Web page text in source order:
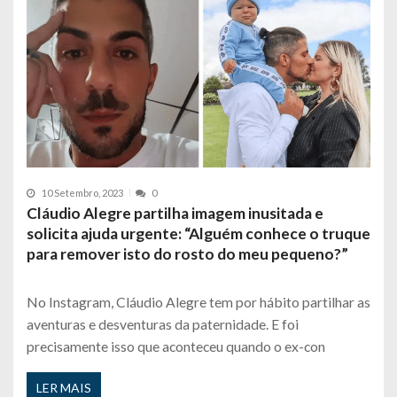
10 Setembro, 2023 0
Cláudio Alegre partilha imagem inusitada e
solicita ajuda urgente: “Alguém conhece o truque
para remover isto do rosto do meu pequeno?”
No Instagram, Cláudio Alegre tem por hábito partilhar as
aventuras e desventuras da paternidade. E foi
precisamente isso que aconteceu quando o ex-con
LER MAIS